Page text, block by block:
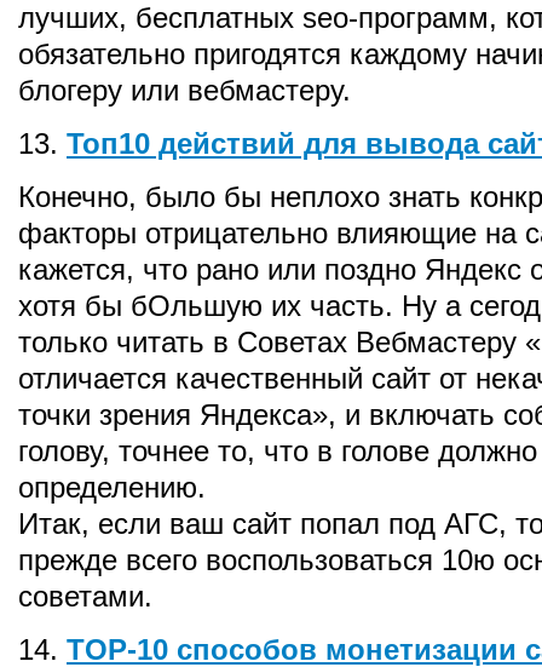
лучших, бесплатных seo-программ,
обязательно пригодятся каждому
блогеру или вебмастеру.
13. Топ10 действий для вывода
Конечно, было бы неплохо знать
факторы отрицательно влияющие на
кажется, что рано или поздно Яндекс
хотя бы бОльшую их часть. Ну а
только читать в Советах Вебмастеру
отличается качественный сайт от
точки зрения Яндекса», и включать
голову, точнее то, что в голове
определению.
Итак, если ваш сайт попал под АГС,
прежде всего воспользоваться 10ю
советами.
14. TOP-10 способов монетизации